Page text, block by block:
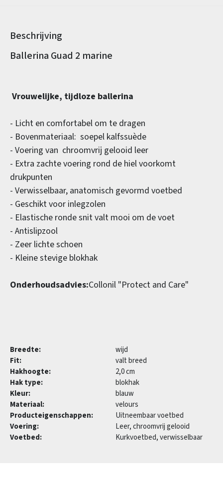
Beschrijving
Productinformatie
Ballerina Guad 2 marine
Vrouwelijke, tijdloze ballerina
- Licht en comfortabel om te dragen
- Bovenmateriaal: soepel kalfssuède
- Voering van chroomvrij gelooid leer
- Extra zachte voering rond de hiel voorkomt
drukpunten
- Verwisselbaar, anatomisch gevormd voetbed
- Geschikt voor inlegzolen
- Elastische ronde snit valt mooi om de voet
- Antislipzool
- Zeer lichte schoen
- Kleine stevige blokhak
Onderhoudsadvies:Collonil "Protect and Care"
Breedte:
wijd
Fit:
valt breed
Hakhoogte:
2,0 cm
Hak type:
blokhak
Kleur:
blauw
Materiaal:
velours
Producteigenschappen:
Uitneembaar voetbed
Voering:
Leer, chroomvrij gelooid
Voetbed:
Kurkvoetbed, verwisselbaar